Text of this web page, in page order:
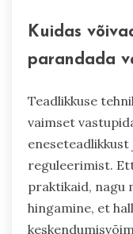
Kuidas
parandada
Teadlikkuse
vaimset
reguleerimist.
praktikaid, nagu
hingamine, et